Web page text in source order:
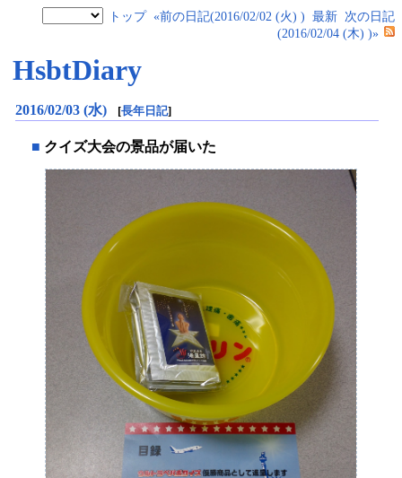
トップ «前の日記(2016/02/02 (火) ) 最新 次の日記
(2016/02/04 (木) )»
HsbtDiary
2016/02/03 (水) [長年日記]
■ クイズ大会の景品が届いた